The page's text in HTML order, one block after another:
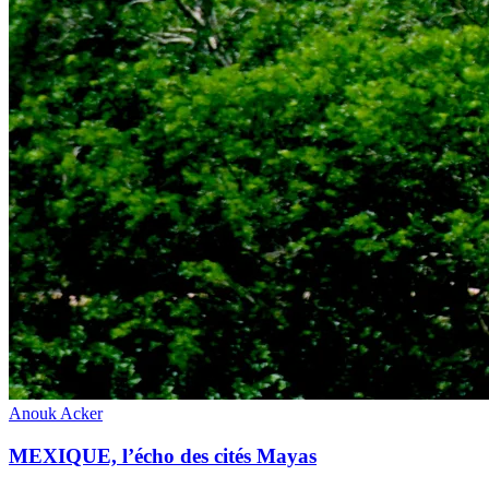
Anouk Acker
MEXIQUE, l’écho des cités Mayas